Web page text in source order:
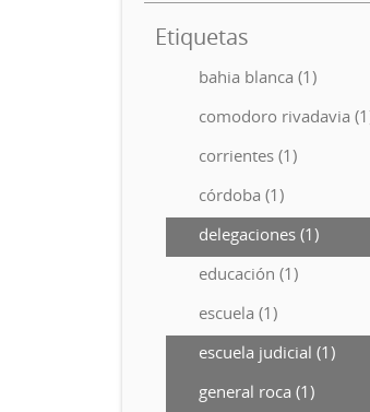
Etiquetas
bahia blanca (1)
comodoro rivadavia
corrientes (1)
córdoba (1)
delegaciones (1)
educación (1)
escuela (1)
escuela judicial (1)
general roca (1)